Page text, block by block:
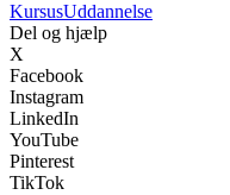
KursusUddannelse
Del og hjælp
X
Facebook
Instagram
LinkedIn
YouTube
Pinterest
TikTok